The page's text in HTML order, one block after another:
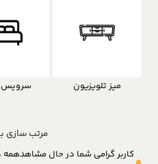
میز تلویزیون سرویس
کاربر گرامی شما در حال